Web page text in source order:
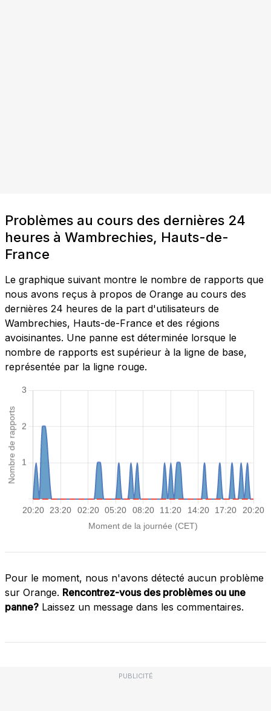
Problèmes au cours des dernières 24
heures à Wambrechies, Hauts-de-
France
Le graphique suivant montre le nombre de rapports que
nous avons reçus à propos de Orange au cours des
dernières 24 heures de la part d'utilisateurs de
Wambrechies, Hauts-de-France et des régions
avoisinantes. Une panne est déterminée lorsque le
nombre de rapports est supérieur à la ligne de base,
représentée par la ligne rouge.
Pour le moment, nous n'avons détecté aucun problème
sur Orange. Rencontrez-vous des problèmes ou une
panne? Laissez un message dans les commentaires.
PUBLICITÉ